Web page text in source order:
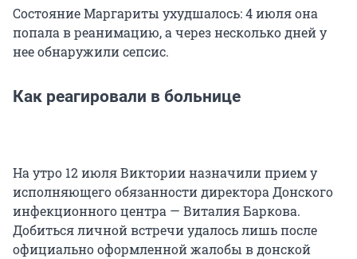
Состояние Маргариты ухудшалось: 4 июля она
попала в реанимацию, а через несколько дней у
нее обнаружили сепсис.
Как реагировали в больнице
На утро 12 июля Виктории назначили прием у
исполняющего обязанности директора Донского
инфекционного центра — Виталия Баркова.
Добиться личной встречи удалось лишь после
официально оформленной жалобы в донской